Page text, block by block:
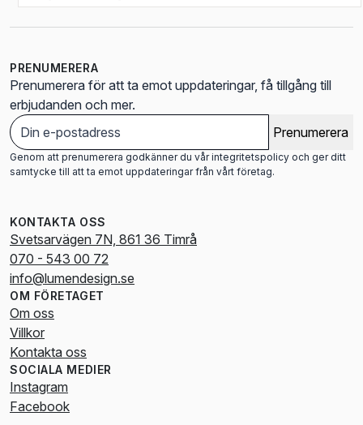
PRENUMERERA
Prenumerera för att ta emot uppdateringar, få tillgång till
erbjudanden och mer.
Prenumerera
Genom att prenumerera godkänner du vår integritetspolicy och ger ditt
samtycke till att ta emot uppdateringar från vårt företag.
KONTAKTA OSS
Svetsarvägen 7N, 861 36 Timrå
070 - 543 00 72
info@lumendesign.se
OM FÖRETAGET
Om oss
Villkor
Kontakta oss
SOCIALA MEDIER
Instagram
Facebook